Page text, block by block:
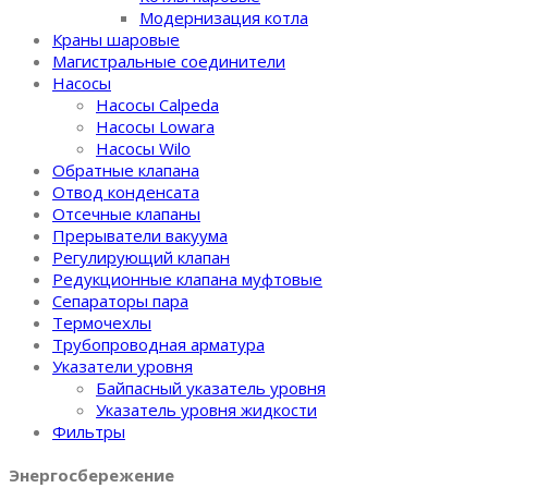
Модернизация котла
Краны шаровые
Магистральные соединители
Насосы
Насосы Calpeda
Насосы Lowara
Насосы Wilo
Обратные клапана
Отвод конденсата
Отсечные клапаны
Прерыватели вакуума
Регулирующий клапан
Редукционные клапана муфтовые
Сепараторы пара
Термочехлы
Трубопроводная арматура
Указатели уровня
Байпасный указатель уровня
Указатель уровня жидкости
Фильтры
Энергосбережение